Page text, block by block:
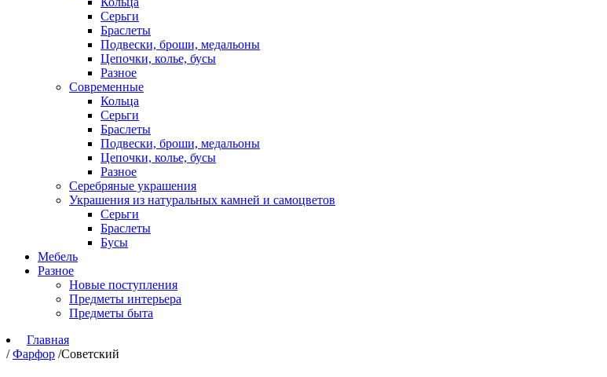
Серьги
Браслеты
Подвески, броши, медальоны
Цепочки, колье, бусы
Разное
Современные
Кольца
Серьги
Браслеты
Подвески, броши, медальоны
Цепочки, колье, бусы
Разное
Серебряные украшения
Украшения из натуральных камней и самоцветов
Серьги
Браслеты
Бусы
Мебель
Разное
Новые поступления
Предметы интерьера
Предметы быта
Главная
/ Фарфор /Советский